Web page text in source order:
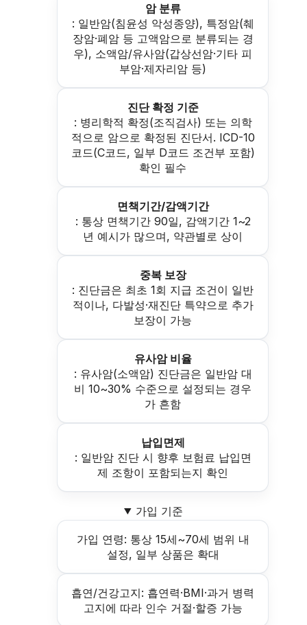
암 분류
: 일반암(침윤성 악성종양), 특정암(췌
장암·폐암 등 고액암으로 분류되는 경
우), 소액암/유사암(갑상선암·기타 피
부암·제자리암 등)
진단 확정 기준
: 병리학적 확정(조직검사) 또는 의학
적으로 암으로 확정된 진단서. ICD-10
코드(C코드, 일부 D코드 조건부 포함)
확인 필수
면책기간/감액기간
: 통상 면책기간 90일, 감액기간 1~2
년 예시가 많으며, 약관별로 상이
중복 보장
: 진단금은 최초 1회 지급 조건이 일반
적이나, 다발성·재진단 특약으로 추가
보장이 가능
유사암 비율
: 유사암(소액암) 진단금은 일반암 대
비 10~30% 수준으로 설정되는 경우
가 흔함
납입면제
: 일반암 진단 시 향후 보험료 납입면
제 조항이 포함되는지 확인
가입 기준
가입 연령: 통상 15세~70세 범위 내
설정, 일부 상품은 확대
흡연/건강고지: 흡연력·BMI·과거 병력
고지에 따라 인수 거절·할증 가능